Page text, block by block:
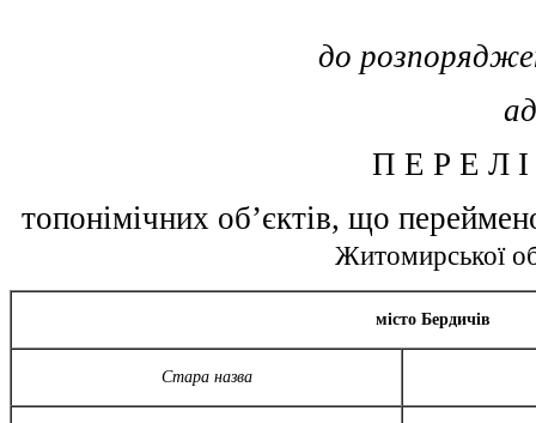
до
П Е Р Е Л
топонімічних об’єктів, що
Житомирської
місто Бердичів
Стара назва